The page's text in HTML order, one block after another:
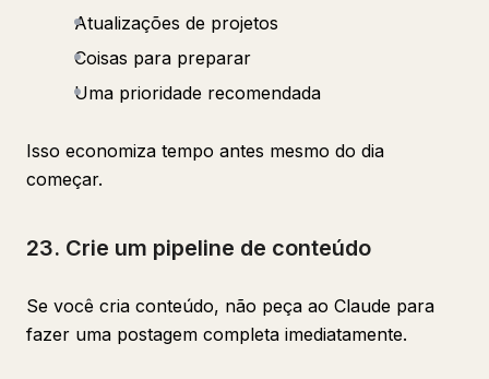
Atualizações de projetos
Coisas para preparar
Uma prioridade recomendada
Isso economiza tempo antes mesmo do dia
começar.
23. Crie um pipeline de conteúdo
Se você cria conteúdo, não peça ao Claude para
fazer uma postagem completa imediatamente.